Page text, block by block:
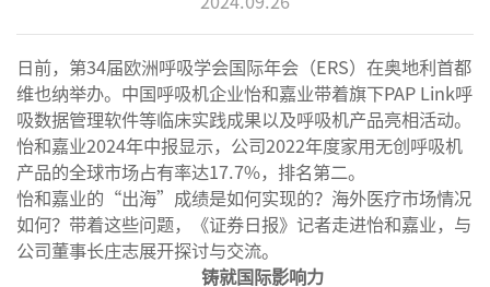
日前，第34届欧洲呼吸学会国际年会（ERS）在奥地利首都
维也纳举办。中国呼吸机企业怡和嘉业带着旗下PAP Link呼
吸数据管理软件等临床实践成果以及呼吸机产品亮相活动。
怡和嘉业2024年中报显示，公司2022年度家用无创呼吸机
产品的全球市场占有率达17.7%，排名第二。
怡和嘉业的“出海”成绩是如何实现的？海外医疗市场情况
如何？带着这些问题，《证券日报》记者走进怡和嘉业，与
公司董事长庄志展开探讨与交流。
铸就国际影响力